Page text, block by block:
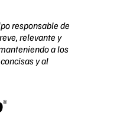
responsable de
relevante y
a los
y al